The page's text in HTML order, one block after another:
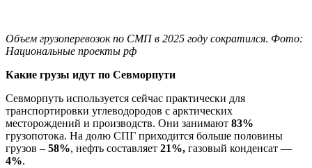
Объем грузоперевозок по СМП в 2025 году сократился. Фото:
Национальные проекты рф
Какие грузы идут по Севморпути
Севморпуть используется сейчас практически для
транспортировки углеводородов с арктических
месторождений и производств. Они занимают 83%
грузопотока. На долю СПГ приходится больше половины
грузов – 58%, нефть составляет 21%, газовый конденсат —
4%.